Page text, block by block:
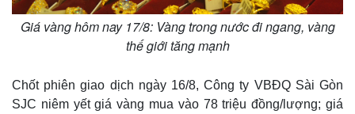
Giá vàng hôm nay 17/8: Vàng trong nước đi ngang, vàng
thế giới tăng mạnh
Chốt phiên giao dịch ngày 16/8, Công ty VBĐQ Sài Gòn
SJC niêm yết giá vàng mua vào 78 triệu đồng/lượng; giá